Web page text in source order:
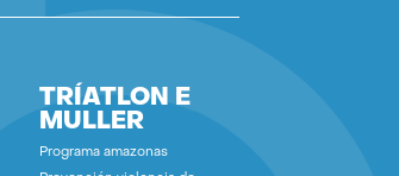
TRÍATLON E
MULLER
Programa amazonas